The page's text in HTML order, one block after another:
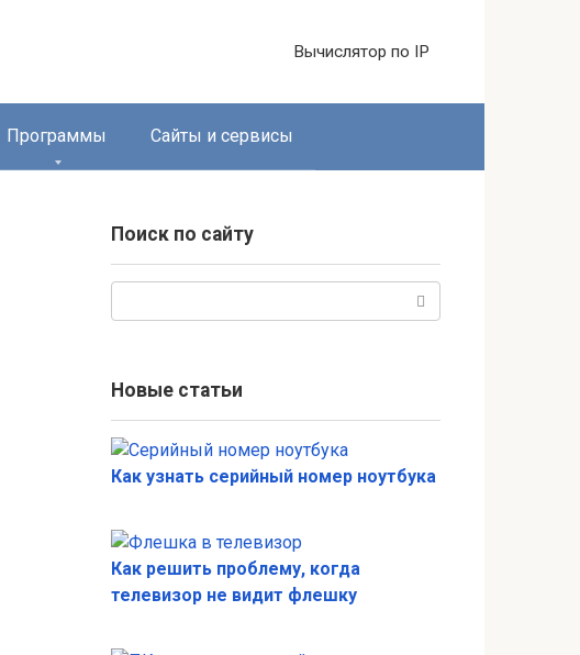
Вычислятор по IP
Программы Сайты и сервисы
Поиск по сайту
Новые статьи
Как узнать серийный номер ноутбука
Как решить проблему, когда
телевизор не видит флешку